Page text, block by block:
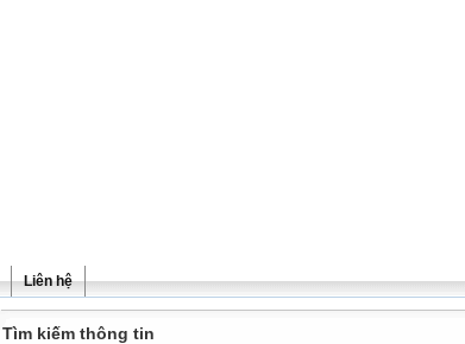
Liên hệ
Tìm kiếm thông tin